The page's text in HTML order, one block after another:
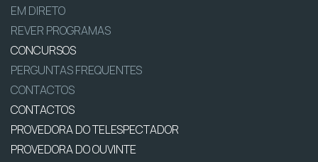
EM DIRETO
REVER PROGRAMAS
CONCURSOS
PERGUNTAS FREQUENTES
CONTACTOS
CONTACTOS
PROVEDORA DO TELESPECTADOR
PROVEDORA DO OUVINTE